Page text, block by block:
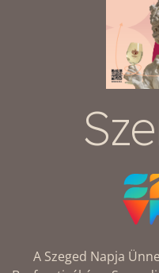
A Szeged Napja